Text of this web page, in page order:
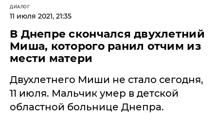
ДИАЛОГ
11 июля 2021, 21:35
В Днепре скончался двухлетний
Миша, которого ранил отчим из
мести матери
Двухлетнего Миши не стало сегодня,
11 июля. Мальчик умер в детской
областной больнице Днепра.